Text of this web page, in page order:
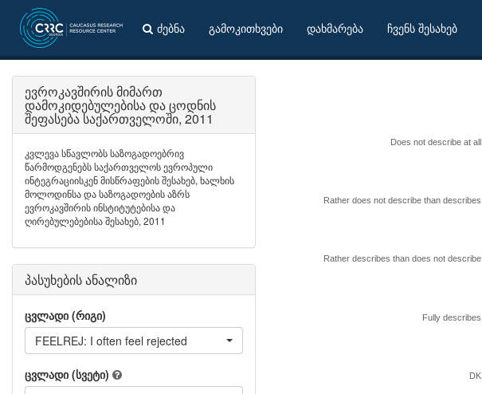
ძებნა გამოკითხვები დახმარება ჩვენს შესახებ
Does not describe at all
Rather does not describe than describes
Rather describes than does not describe
Fully describes
DK
ევროკავშირის მიმართ
დამოკიდებულებისა და ცოდნის
შეფასება საქართველოში, 2011
კვლევა სწავლობს საზოგადოებრივ
წარმოდგენებს საქართველოს ევროპული
ინტეგრაციისკენ მისწრაფების შესახებ, ხალხის
მოლოდინსა და საზოგადოების აზრს
ევროკავშირის ინსტიტუტებისა და
ღირებულებებისა შესახებ, 2011
პასუხების ანალიზი
ცვლადი (რიგი)
FEELREJ: I often feel rejected
ცვლადი (სვეტი)